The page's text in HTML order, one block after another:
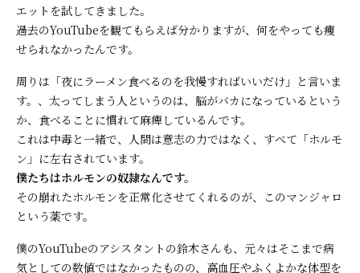
エットを試してきました。
過去のYouTubeを観てもらえば分かりますが、何をやっても痩
せられなかったんです。
周りは「夜にラーメン食べるのを我慢すればいいだけ」と言いま
す。、太ってしまう人というのは、脳がバカになっているという
か、食べることに慣れて麻痺しているんです。
これは中毒と一緒で、人間は意志の力ではなく、すべて「ホルモ
ン」に左右されています。
僕たちはホルモンの奴隷なんです。
その崩れたホルモンを正常化させてくれるのが、このマンジャロ
という薬です。
僕のYouTubeのアシスタントの鈴木さんも、元々はそこまで病
気としての数値ではなかったものの、高血圧やふくよかな体型を